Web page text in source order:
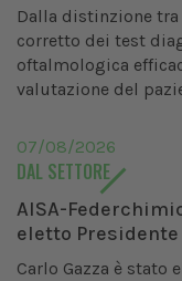
Dalla distinzione tra
corretto dei test
oftalmologica
valutazione del
07/08/2026
DAL SETTORE
AISA-
eletto Presidente
Carlo Gazza è stato